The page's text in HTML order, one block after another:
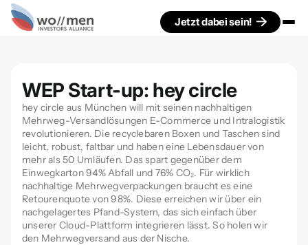
Jetzt dabei sein!
WEP Start-up: hey circle
hey circle aus München will mit seinen nachhaltigen
Mehrweg-Versandlösungen E-Commerce und Intralogistik
revolutionieren. Die recyclebaren Boxen und Taschen sind
leicht, robust, faltbar und haben eine Lebensdauer von
mehr als 50 Umläufen. Das spart gegenüber dem
Einwegkarton 94% Abfall und 76% CO₂. Für wirklich
nachhaltige Mehrwegverpackungen braucht es eine
Retourenquote von 98%. Diese erreichen wir über ein
nachgelagertes Pfand-System, das sich einfach über
unserer Cloud-Plattform integrieren lässt. So holen wir
den Mehrwegversand aus der Nische.